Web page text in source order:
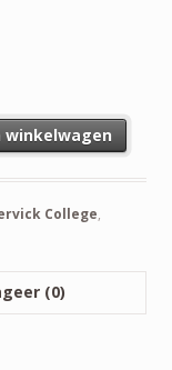
winkelwagen
College,
(0)